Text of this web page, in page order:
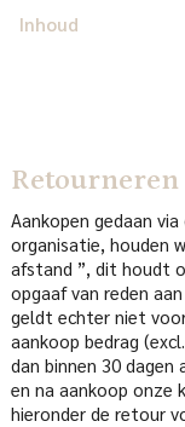
Inhoud
Retourneren
Aankopen gedaan
organisatie, houden
afstand ”, dit houdt
opgaaf van reden
geldt echter niet
aankoop bedrag
dan binnen 30
en na aankoop onze
hieronder de retour